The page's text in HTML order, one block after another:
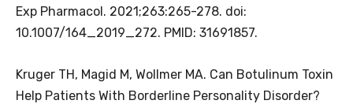
Exp Pharmacol. 2021;263:265-278. doi:
10.1007/164_2019_272. PMID: 31691857.
Kruger TH, Magid M, Wollmer MA. Can Botulinum Toxin
Help Patients With Borderline Personality Disorder?